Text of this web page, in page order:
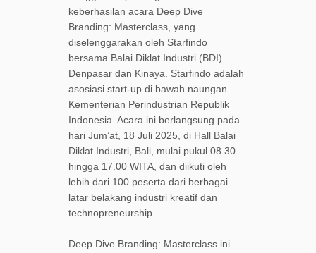
keberhasilan acara Deep Dive
Branding: Masterclass, yang
diselenggarakan oleh Starfindo
bersama Balai Diklat Industri (BDI)
Denpasar dan Kinaya. Starfindo adalah
asosiasi start-up di bawah naungan
Kementerian Perindustrian Republik
Indonesia. Acara ini berlangsung pada
hari Jum’at, 18 Juli 2025, di Hall Balai
Diklat Industri, Bali, mulai pukul 08.30
hingga 17.00 WITA, dan diikuti oleh
lebih dari 100 peserta dari berbagai
latar belakang industri kreatif dan
technopreneurship.
Deep Dive Branding: Masterclass ini